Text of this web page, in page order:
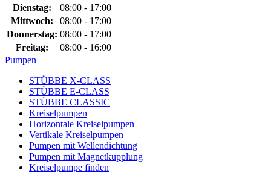
Dienstag:
08:00 - 17:00
Mittwoch:
08:00 - 17:00
Donnerstag: 08:00 - 17:00
Freitag:
08:00 - 16:00
Pumpen
STÜBBE X-CLASS
STÜBBE E-CLASS
STÜBBE CLASSIC
Kreiselpumpen
Horizontale Kreiselpumpen
Vertikale Kreiselpumpen
Pumpen mit Wellendichtung
Pumpen mit Magnetkupplung
Kreiselpumpe finden